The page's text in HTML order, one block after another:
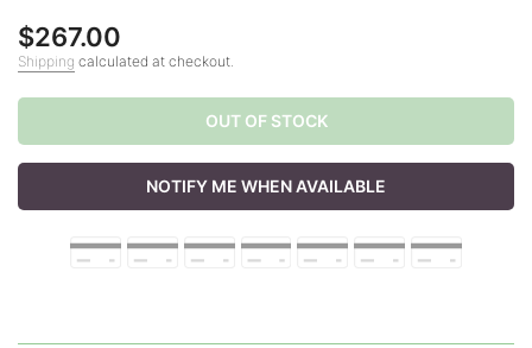
$267.00
Shipping calculated at checkout.
OUT OF STOCK
NOTIFY ME WHEN AVAILABLE